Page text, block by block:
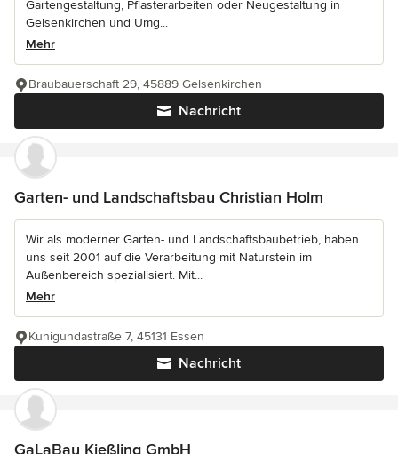
Gartengestaltung, Pflasterarbeiten oder Neugestaltung in
Gelsenkirchen und Umg...
Mehr
Nachricht
Braubauerschaft 29, 45889 Gelsenkirchen
Garten- und Landschaftsbau Christian Holm
Wir als moderner Garten- und Landschaftsbaubetrieb, haben
uns seit 2001 auf die Verarbeitung mit Naturstein im
Außenbereich spezialisiert. Mit...
Mehr
Nachricht
Kunigundastraße 7, 45131 Essen
GaLaBau Kießling GmbH